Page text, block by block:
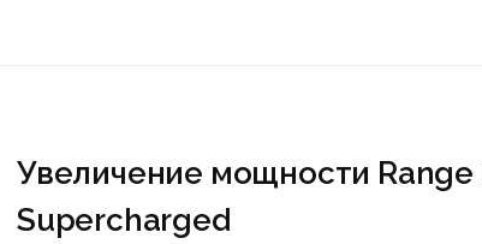
Увеличение мощности Range
Supercharged